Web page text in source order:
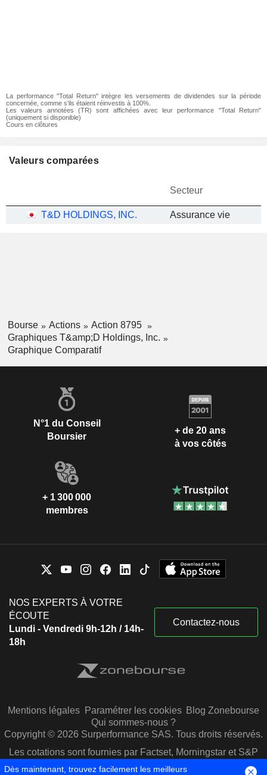
La performance "Total Return" intègre les versements de dividendes sur la période
concernée, comme s'ils étaient réinvestis à 100%.
Les valeurs annotées (TR) sont affichées avec leur performance "Total Return"
(uniquement si disponible)
Cours en clôtures
Valeurs comparées
Secteur
T&D HOLDINGS, INC. Assurance vie
Bourse Actions
Action 8795
Graphiques T&amp;D Holdings, Inc.
Graphique Comparatif
N°1 du Conseil
Boursier
+ de 20 ans
à vos côtés
+ 1 300 000
membres
NOS EXPERTS À VOTRE
ÉCOUTE
Lundi - Vendredi 9h-12h / 14h-
18h
Contactez-nous
Mentions légales Paramétrer les cookies Blog Zonebourse
Qui sommes-nous ?
Copyright © 2026 Surperformance SAS. Tous droits réservés.
Les cotations sont fournies par Factset, Morningstar et S&P
Capital IQ
Dès maintenant, trouvez facilement les meilleurs